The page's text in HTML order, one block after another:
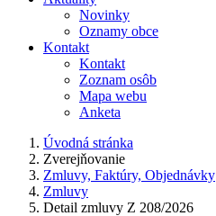
Novinky
Oznamy obce
Kontakt
Kontakt
Zoznam osôb
Mapa webu
Anketa
Úvodná stránka
Zverejňovanie
Zmluvy, Faktúry, Objednávky
Zmluvy
Detail zmluvy Z 208/2026